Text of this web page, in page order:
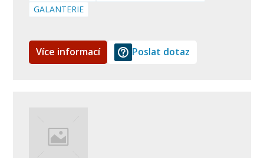
GALANTERIE
Více informací Poslat dotaz